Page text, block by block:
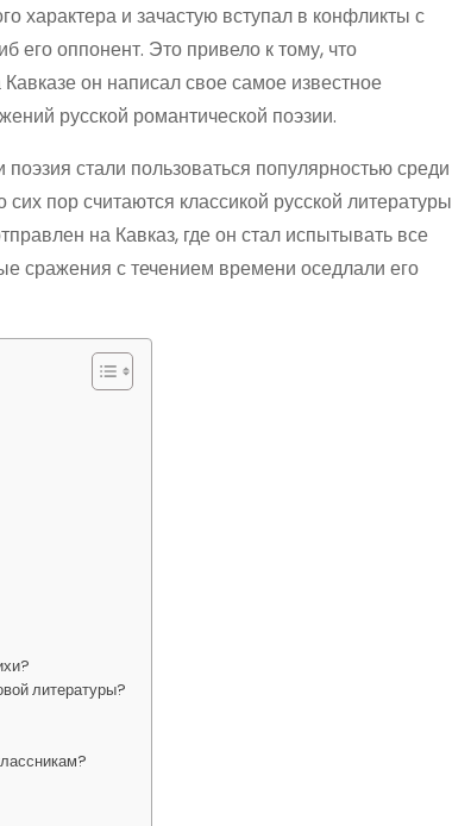
характера и зачастую вступал в конфликты с
его оппонент. Это привело к тому, что
он написал свое самое известное
русской романтической поэзии.
стали пользоваться популярностью среди
пор считаются классикой русской литературы
на Кавказ, где он стал испытывать все
сражения с течением времени оседлали его
литературы?